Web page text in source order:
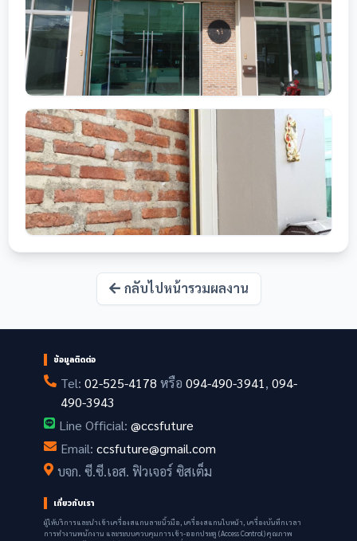
กลับไปหน้ารวมผลงาน
ข้อมูลติดต่อ
Tel: 02-525-4178 หรือ 094-490-3941 , 094-
490-3943
Line Official: @ccsfuture
Email: ccsfuture@gmail.com
บจก. ซี.ซี.เอส. ฟิวเจอร์ ซิสเต็ม
เกี่ยวกับเรา
ผู้ให้บริการและนำเข้าเครื่องสแกนลายนิ้วมือ, เครื่องสแกนใบหน้า, เครื่องบันทึกเวลา
การทำงานพนักงาน และระบบควบคุมการเข้า-ออกประตู (Access Control) คุณภาพ